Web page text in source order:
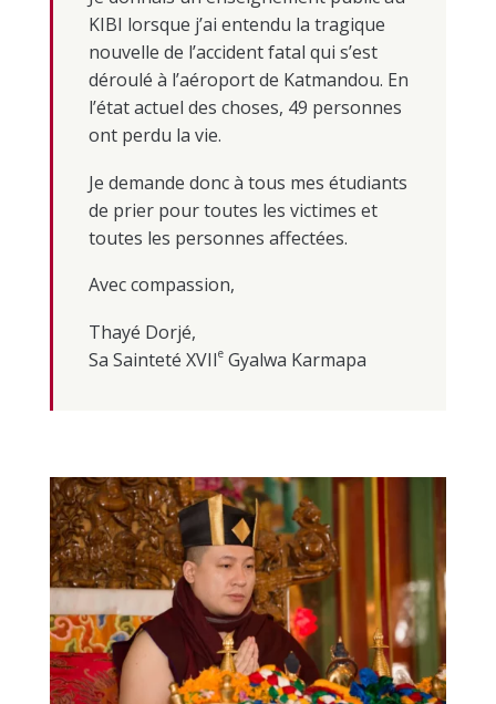
KIBI lorsque j’ai entendu la tragique
nouvelle de l’accident fatal qui s’est
déroulé à l’aéroport de Katmandou. En
l’état actuel des choses, 49 personnes
ont perdu la vie.
Je demande donc à tous mes étudiants
de prier pour toutes les victimes et
toutes les personnes affectées.
Avec compassion,
Thayé Dorjé,
Sa Sainteté XVIIeGyalwa Karmapa